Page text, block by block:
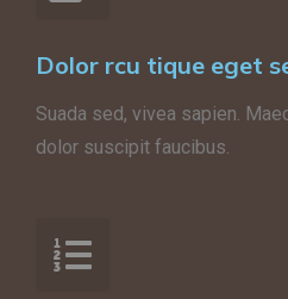
Dolor rcu tique eget
Suada sed, vivea sapien.
dolor suscipit faucibus.